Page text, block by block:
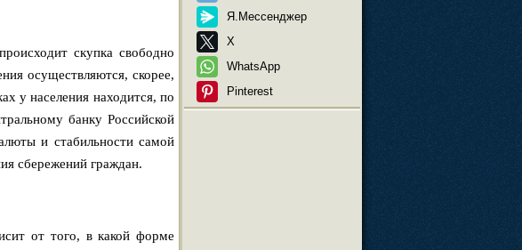
скупка свободно
осуществляются, скорее,
у населения находится, по
банку Российской
и стабильности самой
сбережений граждан.
от того, в какой форме
Я.Мессенджер
X
WhatsApp
Pinterest